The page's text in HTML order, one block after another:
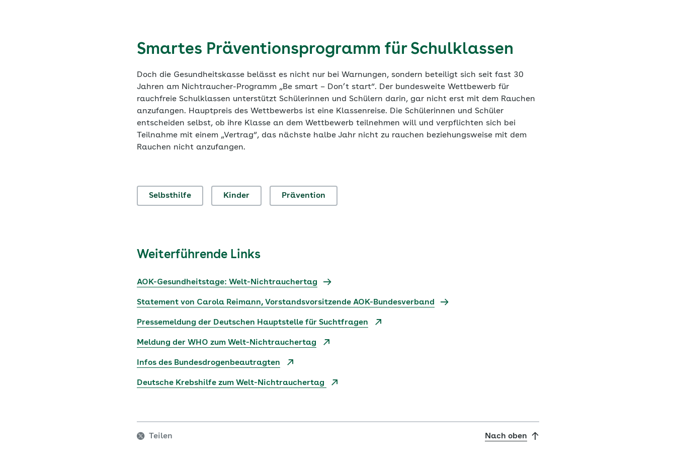
Smartes Präventionsprogramm für Schulklassen
Doch die Gesundheitskasse belässt es nicht nur bei Warnungen, sondern beteiligt sich seit fast 30
Jahren am Nichtraucher-Programm „Be smart – Don’t start“. Der bundesweite Wettbewerb für
rauchfreie Schulklassen unterstützt Schülerinnen und Schülern darin, gar nicht erst mit dem Rauchen
anzufangen. Hauptpreis des Wettbewerbs ist eine Klassenreise. Die Schülerinnen und Schüler
entscheiden selbst, ob ihre Klasse an dem Wettbewerb teilnehmen will und verpflichten sich bei
Teilnahme mit einem „Vertrag“, das nächste halbe Jahr nicht zu rauchen beziehungsweise mit dem
Rauchen nicht anzufangen.
Selbsthilfe Kinder Prävention
Weiterführende Links
AOK-Gesundheitstage: Welt-Nichtrauchertag
Statement von Carola Reimann, Vorstandsvorsitzende AOK-Bundesverband
Pressemeldung der Deutschen Hauptstelle für Suchtfragen
Meldung der WHO zum Welt-Nichtrauchertag
Infos des Bundesdrogenbeautragten
Deutsche Krebshilfe zum Welt-Nichtrauchertag
Teilen Nach oben